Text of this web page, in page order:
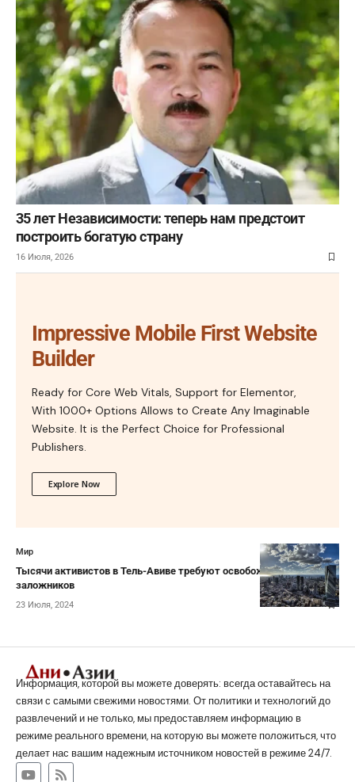
35 лет Независимости: теперь нам предстоит
построить богатую страну
16 Июля, 2026
Impressive Mobile First Website
Builder
Ready for Core Web Vitals, Support for Elementor,
With 1000+ Options Allows to Create Any Imaginable
Website. It is the Perfect Choice for Professional
Publishers.
Explore Now
Мир
Тысячи активистов в Тель-Авиве требуют освобождения
заложников
23 Июля, 2024
Информация, которой вы можете доверять: всегда оставайтесь на
связи с самыми свежими новостями. От политики и технологий до
развлечений и не только, мы предоставляем информацию в
режиме реального времени, на которую вы можете положиться, что
делает нас вашим надежным источником новостей в режиме 24/7.